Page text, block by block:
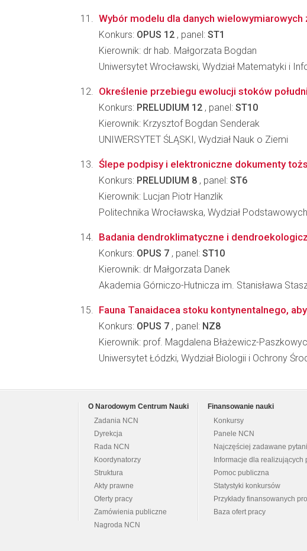
Wybór modelu dla danych
Konkurs: OPUS 12 , panel: ST1
Kierownik: dr hab. Małgorzata Bogdan
Uniwersytet Wrocławski, Wydział Matematyki i
Określenie przebiegu ewolucji stoków
Konkurs: PRELUDIUM 12 , panel: ST10
Kierownik: Krzysztof Bogdan Senderak
UNIWERSYTET ŚLĄSKI, Wydział Nauk o Ziemi
Ślepe podpisy i elektroniczne dokumenty
Konkurs: PRELUDIUM 8 , panel: ST6
Kierownik: Lucjan Piotr Hanzlik
Politechnika Wrocławska, Wydział
Badania dendroklimatyczne i
Konkurs: OPUS 7 , panel: ST10
Kierownik: dr Małgorzata Danek
Akademia Górniczo-Hutnicza im. Stanisława
Fauna Tanaidacea stoku kontynentalnego,
Konkurs: OPUS 7 , panel: NZ8
Kierownik: prof. Magdalena Błażewicz-
Uniwersytet Łódzki, Wydział Biologii i Ochrony
O Narodowym Centrum Nauki
Zadania NCN
Dyrekcja
Rada NCN
Koordynatorzy
Struktura
Akty prawne
Oferty pracy
Zamówienia publiczne
Nagroda NCN
Finansowanie nauki
Konkursy
Panele NCN
Najczęściej zadawane
Informacje dla realizujących
Pomoc publiczna
Statystyki konkursów
Przykłady finansowanych
Baza ofert pracy